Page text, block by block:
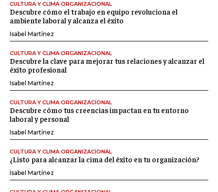
CULTURA Y CLIMA ORGANIZACIONAL
Descubre cómo el trabajo en equipo revoluciona el
ambiente laboral y alcanza el éxito
Isabel Martínez
CULTURA Y CLIMA ORGANIZACIONAL
Descubre la clave para mejorar tus relaciones y alcanzar el
éxito profesional
Isabel Martínez
CULTURA Y CLIMA ORGANIZACIONAL
Descubre cómo tus creencias impactan en tu entorno
laboral y personal
Isabel Martínez
CULTURA Y CLIMA ORGANIZACIONAL
¿Listo para alcanzar la cima del éxito en tu organización?
Isabel Martínez